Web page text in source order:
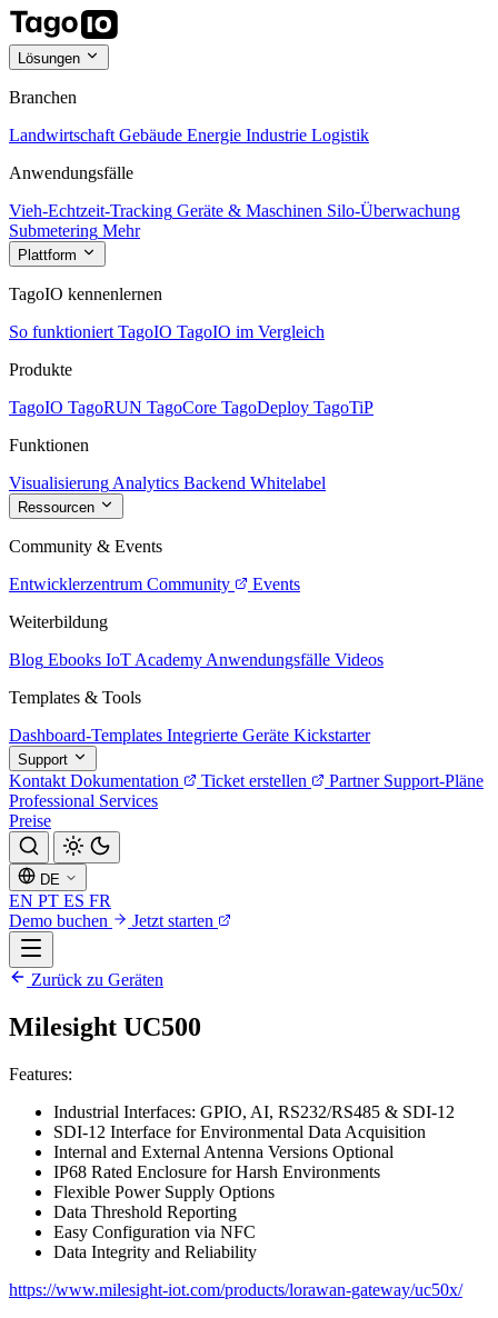
Lösungen
Branchen
Landwirtschaft Gebäude Energie Industrie Logistik
Anwendungsfälle
Vieh-Echtzeit-Tracking Geräte & Maschinen Silo-Überwachung
Submetering Mehr
Plattform
TagoIO kennenlernen
So funktioniert TagoIO TagoIO im Vergleich
Produkte
TagoIO TagoRUN TagoCore TagoDeploy TagoTiP
Funktionen
Visualisierung Analytics Backend Whitelabel
Ressourcen
Community & Events
Entwicklerzentrum Community
Events
Weiterbildung
Blog Ebooks IoT Academy Anwendungsfälle Videos
Templates & Tools
Dashboard-Templates Integrierte Geräte Kickstarter
Support
Kontakt Dokumentation Ticket erstellen Partner Support-Pläne
Professional Services
Preise
DE
EN PT ES FR
Demo buchen
Jetzt starten
Zurück zu Geräten
Milesight UC500
Features:
Industrial Interfaces: GPIO, AI, RS232/RS485 & SDI-12
SDI-12 Interface for Environmental Data Acquisition
Internal and External Antenna Versions Optional
IP68 Rated Enclosure for Harsh Environments
Flexible Power Supply Options
Data Threshold Reporting
Easy Configuration via NFC
Data Integrity and Reliability
https://www.milesight-iot.com/products/lorawan-gateway/uc50x/